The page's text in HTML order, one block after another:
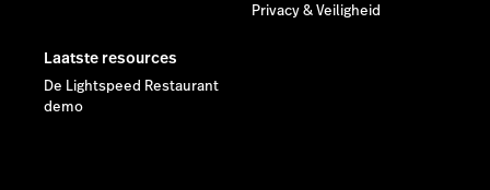
Privacy & Veiligheid
Laatste resources
De Lightspeed Restaurant
demo